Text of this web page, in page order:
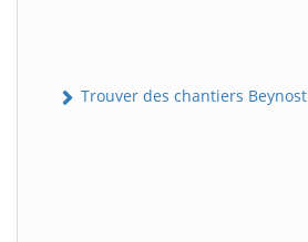
Trouver des chantiers Beynost